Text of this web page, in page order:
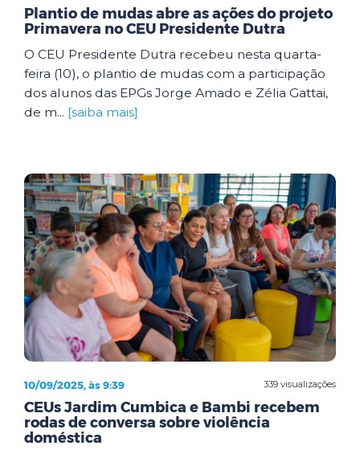
Plantio de mudas abre as ações do projeto
Primavera no CEU Presidente Dutra
O CEU Presidente Dutra recebeu nesta quarta-
feira (10), o plantio de mudas com a participação
dos alunos das EPGs Jorge Amado e Zélia Gattai,
de m... [saiba mais]
339 visualizações
10/09/2025, às 9:39
CEUs Jardim Cumbica e Bambi recebem
rodas de conversa sobre violência
doméstica